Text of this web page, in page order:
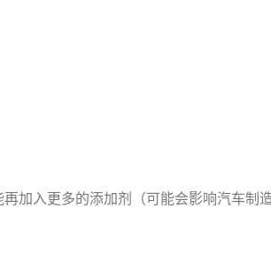
加入更多的添加剂（可能会影响汽车制